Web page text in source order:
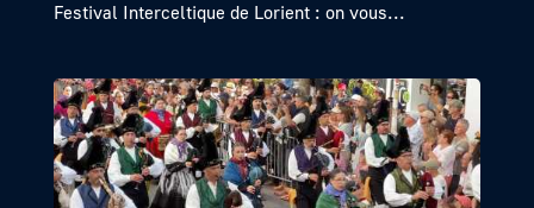
Festival Interceltique de Lorient : on vous...